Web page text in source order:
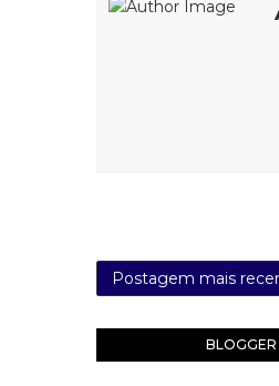
Postagem mais
BLOGGER